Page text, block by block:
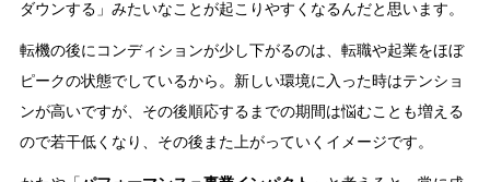
ダウンする」みたいなことが起こりやすくなるんだと思います。
転機の後にコンディションが少し下がるのは、転職や起業をほぼ
ピークの状態でしているから。新しい環境に入った時はテンショ
ンが高いですが、その後順応するまでの期間は悩むことも増える
ので若干低くなり、その後また上がっていくイメージです。